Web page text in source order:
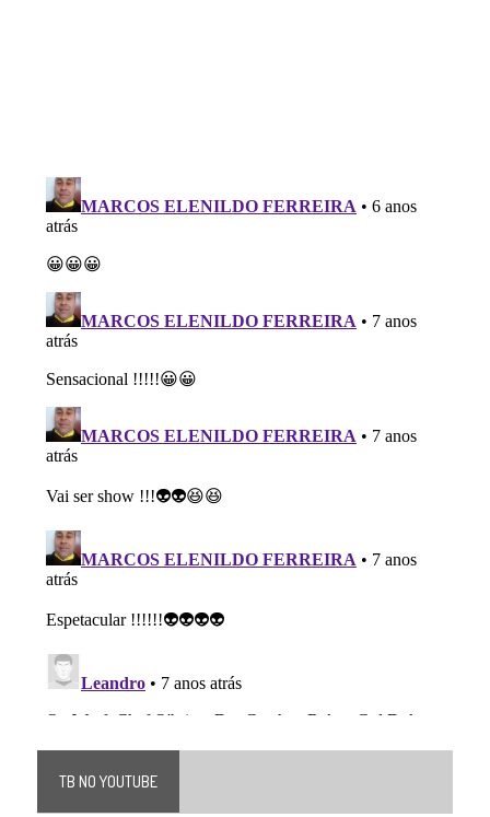
TB NO YOUTUBE